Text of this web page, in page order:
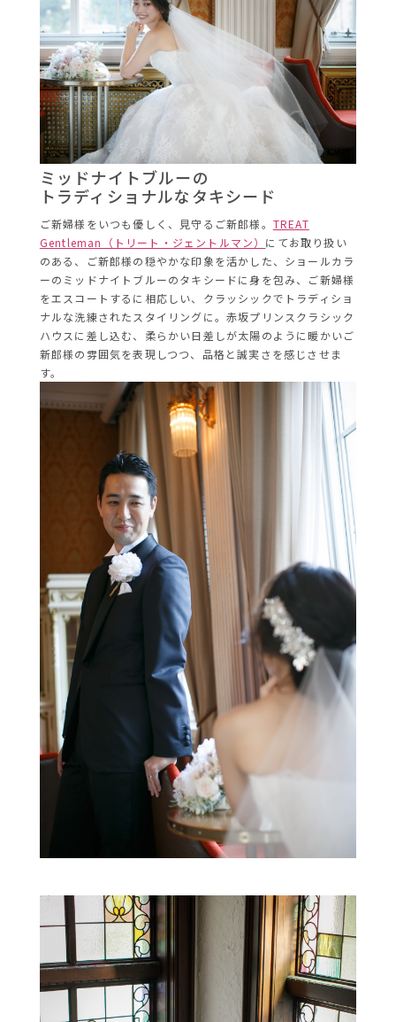
ミッドナイトブルーの
トラディショナルなタキシード
ご新婦様をいつも優しく、見守るご新郎様。 TREAT
Gentleman（トリート・ジェントルマン） にてお取り扱い
のある、ご新郎様の穏やかな印象を活かした、ショールカラ
ーのミッドナイトブルーのタキシードに身を包み、ご新婦様
をエスコートするに相応しい、クラッシックでトラディショ
ナルな洗練されたスタイリングに。赤坂プリンスクラシック
ハウスに差し込む、柔らかい日差しが太陽のように暖かいご
新郎様の雰囲気を表現しつつ、品格と誠実さを感じさせま
す。